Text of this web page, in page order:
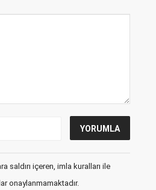
saldırı içeren, imla kuralları ile
onaylanmamaktadır.